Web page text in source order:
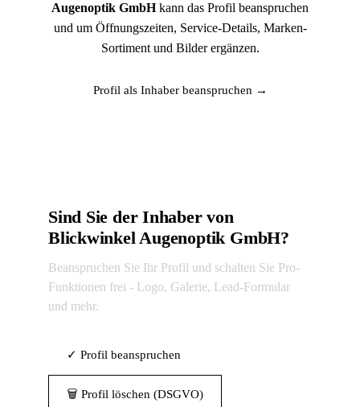
Augenoptik GmbHkann das Profil beanspruchen
und um Öffnungszeiten, Service-Details, Marken-
Sortiment und Bilder ergänzen.
Profil als Inhaber beanspruchen →
Sind Sie der Inhaber von
Blickwinkel Augenoptik GmbH?
Beanspruchen Sie Ihr Profil und schalten Sie Pro-
Funktionen frei - Logo, Galerie, Lead-Formular
und mehr.
✓ Profil beanspruchen
🗑 Profil löschen (DSGVO)